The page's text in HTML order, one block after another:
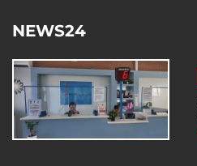
NEWS24